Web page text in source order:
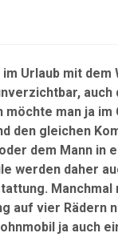
im Urlaub mit
möchte man ja
den gleichen
dem Mann in
werden daher
Manchmal
auf vier Rädern
ja auch